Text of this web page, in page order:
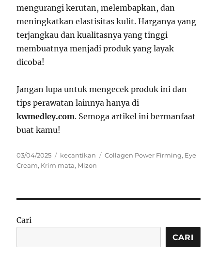
mengurangi kerutan, melembapkan, dan
meningkatkan elastisitas kulit. Harganya yang
terjangkau dan kualitasnya yang tinggi
membuatnya menjadi produk yang layak
dicoba!
Jangan lupa untuk mengecek produk ini dan
tips perawatan lainnya hanya di
kwmedley.com. Semoga artikel ini bermanfaat
buat kamu!
Posted
on
03/04/2025 Categories
kecantikan Tags
Collagen Power Firming, Eye
Cream, Krim mata, Mizon
Cari
CARI